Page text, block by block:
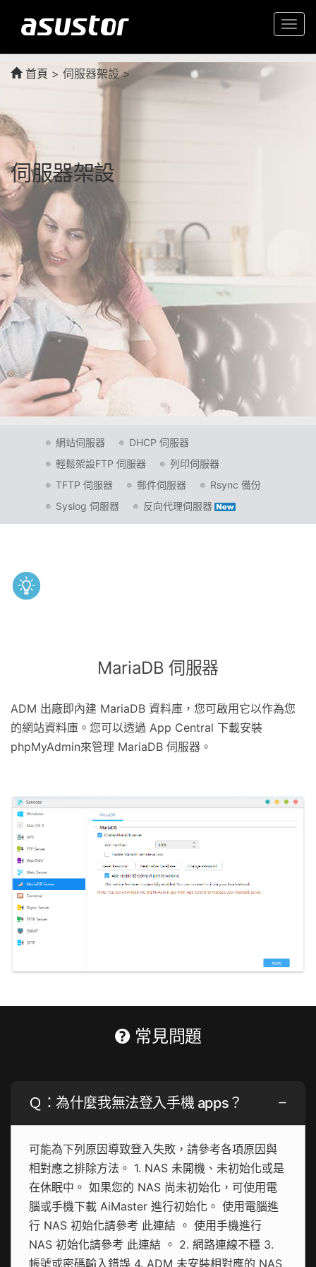
首頁 > 伺服器架設 >
伺服器架設
網站伺服器
DHCP 伺服器
輕鬆架設FTP 伺服器
列印伺服器
TFTP 伺服器
郵件伺服器
Rsync 備份
Syslog 伺服器
反向代理伺服器
MariaDB 伺服器
ADM 出廠即內建 MariaDB 資料庫，您可啟用它以作為您
的網站資料庫。您可以透過 App Central 下載安裝
phpMyAdmin來管理 MariaDB 伺服器。
常見問題
Ｑ：為什麼我無法登入手機 apps？
可能為下列原因導致登入失敗，請參考各項原因與
相對應之排除方法。 1. NAS 未開機、未初始化或是
在休眠中。 如果您的 NAS 尚未初始化，可使用電
腦或手機下載 AiMaster 進行初始化。 使用電腦進
行 NAS 初始化請參考 此連結 。 使用手機進行
NAS 初始化請參考 此連結 。 2. 網路連線不穩 3.
帳號或密碼輸入錯誤 4. ADM 未安裝相對應的 NAS